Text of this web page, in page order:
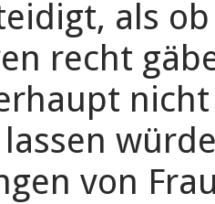
als
recht
von